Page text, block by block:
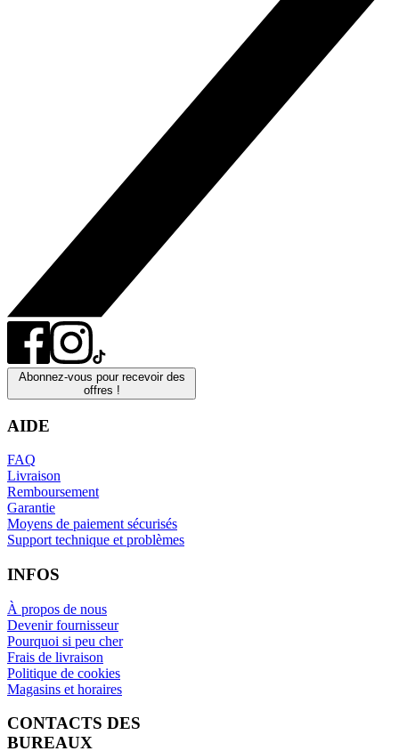
Abonnez-vous pour recevoir des
offres !
AIDE
FAQ
Livraison
Remboursement
Garantie
Moyens de paiement sécurisés
Support technique et problèmes
INFOS
À propos de nous
Devenir fournisseur
Pourquoi si peu cher
Frais de livraison
Politique de cookies
Magasins et horaires
CONTACTS DES
BUREAUX